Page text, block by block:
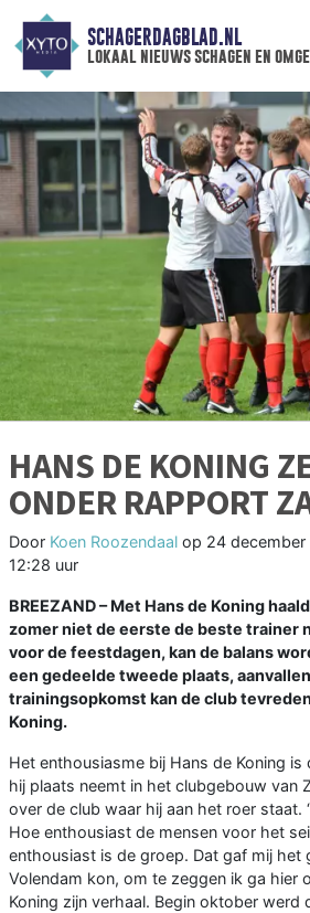
SCHAGERDAGBLAD.NL
lokaal nieuws schagen en
HANS DE KONING
ONDER RAPPORT
Door Koen Roozendaal op 24 december
12:28 uur
BREEZAND – Met Hans de Koning
zomer niet de eerste de beste trainer
voor de feestdagen, kan de balans
een gedeelde tweede plaats,
trainingsopkomst kan de club
Koning.
Het enthousiasme bij Hans de Koning is
hij plaats neemt in het clubgebouw van
over de club waar hij aan het roer staat.
Hoe enthousiast de mensen voor het
enthousiast is de groep. Dat gaf mij het
Volendam kon, om te zeggen ik ga hier
Koning zijn verhaal. Begin oktober werd